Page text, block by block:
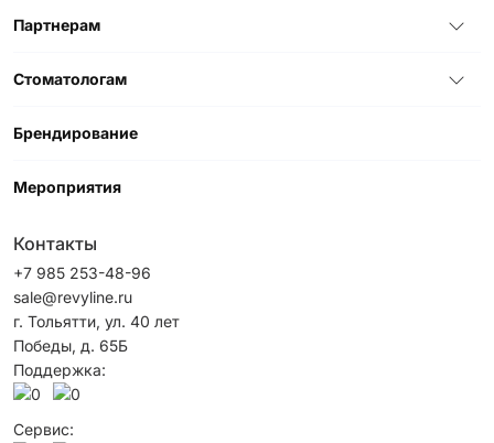
Партнерам
Стоматологам
Брендирование
Мероприятия
Контакты
+7 985 253-48-96
sale@revyline.ru
г. Тольятти, ул. 40 лет
Победы, д. 65Б
Поддержка:
Сервис: